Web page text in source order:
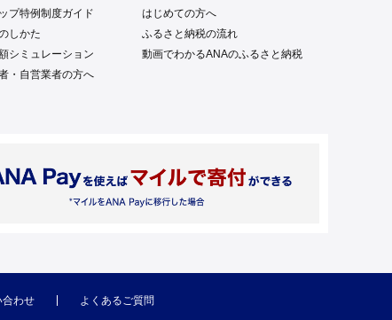
プ特例制度ガイド
はじめての方へ
しかた
ふるさと納税の流れ
シミュレーション
動画でわかるANAのふるさと納税
・自営業者の方へ
合わせ よくあるご質問